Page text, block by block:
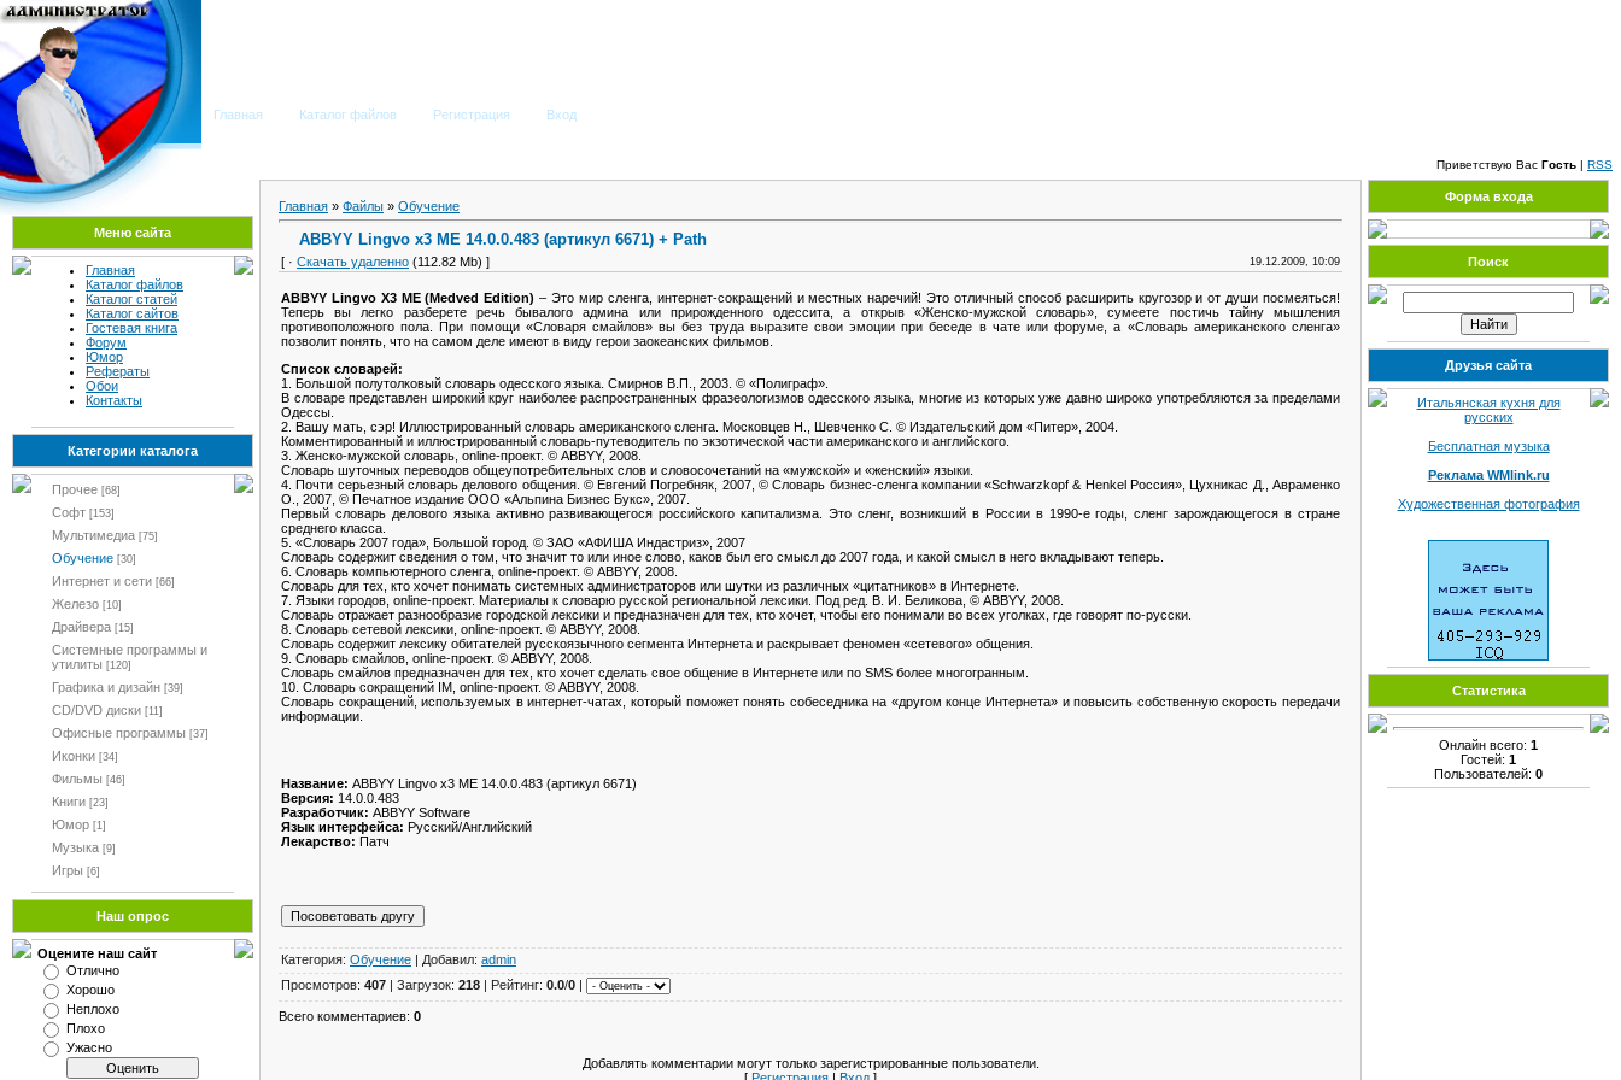
Главная Каталог файлов Регистрация Вход
Приветствую Вас Гость | RSS
Меню сайта
Главная
Каталог файлов
Каталог статей
Каталог сайтов
Гостевая книга
Форум
Юмор
Рефераты
Обои
Контакты
Категории каталога
Прочее [68]
Софт [153]
Мультимедиа [75]
Обучение [30]
Интернет и сети [66]
Железо [10]
Драйвера [15]
Системные программы и
утилиты [120]
Графика и дизайн [39]
CD/DVD диски [11]
Офисные программы [37]
Иконки [34]
Фильмы [46]
Книги [23]
Юмор [1]
Музыка [9]
Игры [6]
Наш опрос
Оцените наш сайт
Отлично
Хорошо
Неплохо
Плохо
Ужасно
Главная » Файлы » Обучение
ABBYY Lingvo x3 ME 14.0.0.483 (артикул 6671) + Path
[ · Скачать удаленно (112.82 Mb) ] 19.12.2009, 10:09
ABBYY Lingvo X3 ME (Medved Edition) – Это мир сленга, интернет-сокращений и местных наречий! Это отличный способ расширить кругозор и от души посмеяться!
Теперь вы легко разберете речь бывалого админа или прирожденного одессита, а открыв «Женско-мужской словарь», сумеете постичь тайну мышления
противоположного пола. При помощи «Словаря смайлов» вы без труда выразите свои эмоции при беседе в чате или форуме, а «Словарь американского сленга»
позволит понять, что на самом деле имеют в виду герои заокеанских фильмов.
Список словарей:
1. Большой полутолковый словарь одесского языка. Смирнов В.П., 2003. © «Полиграф».
В словаре представлен широкий круг наиболее распространенных фразеологизмов одесского языка, многие из которых уже давно широко употребляются за пределами
Одессы.
2. Вашу мать, сэр! Иллюстрированный словарь американского сленга. Московцев Н., Шевченко С. © Издательский дом «Питер», 2004.
Комментированный и иллюстрированный словарь-путеводитель по экзотической части американского и английского.
3. Женско-мужской словарь, online-проект. © ABBYY, 2008.
Словарь шуточных переводов общеупотребительных слов и словосочетаний на «мужской» и «женский» языки.
4. Почти серьезный словарь делового общения. © Евгений Погребняк, 2007, © Cловарь бизнес-сленга компании «Schwarzkopf & Henkel Россия», Цухникас Д., Авраменко
О., 2007, © Печатное издание OOO «Альпина Бизнес Букс», 2007.
Первый словарь делового языка активно развивающегося российского капитализма. Это сленг, возникший в России в 1990-е годы, сленг зарождающегося в стране
среднего класса.
5. «Словарь 2007 года», Большой город. © ЗАО «АФИША Индастриз», 2007
Словарь содержит сведения о том, что значит то или иное слово, каков был его смысл до 2007 года, и какой смысл в него вкладывают теперь.
6. Словарь компьютерного сленга, online-проект. © ABBYY, 2008.
Словарь для тех, кто хочет понимать системных администраторов или шутки из различных «цитатников» в Интернете.
7. Языки городов, online-проект. Материалы к словарю русской региональной лексики. Под ред. В. И. Беликова, © ABBYY, 2008.
Словарь отражает разнообразие городской лексики и предназначен для тех, кто хочет, чтобы его понимали во всех уголках, где говорят по-русски.
8. Словарь сетевой лексики, online-проект. © ABBYY, 2008.
Словарь содержит лексику обитателей русскоязычного сегмента Интернета и раскрывает феномен «сетевого» общения.
9. Словарь смайлов, online-проект. © ABBYY, 2008.
Словарь смайлов предназначен для тех, кто хочет сделать свое общение в Интернете или по SMS более многогранным.
10. Словарь сокращений IM, online-проект. © ABBYY, 2008.
Словарь сокращений, используемых в интернет-чатах, который поможет понять собеседника на «другом конце Интернета» и повысить собственную скорость передачи
информации.
Название: ABBYY Lingvo x3 ME 14.0.0.483 (артикул 6671)
Версия: 14.0.0.483
Разработчик: ABBYY Software
Язык интерфейса: Русский/Английский
Лекарство: Патч
Категория: Обучение | Добавил: admin
Просмотров: 407 | Загрузок: 218 | Рейтинг: 0.0/0 |
Всего комментариев: 0
Добавлять комментарии могут только зарегистрированные пользователи.
Форма входа
Поиск
Друзья сайта
Итальянская кухня для
русских
Бесплатная музыка
Реклама WMlink.ru
Художественная фотография
Статистика
Онлайн всего: 1
Гостей: 1
Пользователей: 0